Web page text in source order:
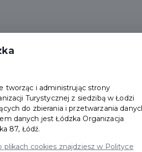
tworząc i administrując strony
Turystycznej z siedzibą w Łodzi
do zbierania i przetwarzania
danych jest Łódzka Organizacja
87, Łódź.
plikach cookies znajdziesz w Polityce